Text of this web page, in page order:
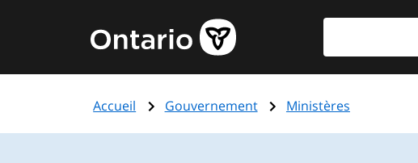
principal
Page
d'accueil
de
l'Ontario
Accueil Gouvernement Ministères